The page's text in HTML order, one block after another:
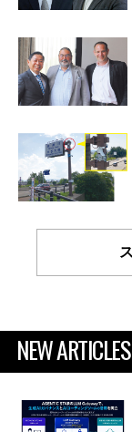
NEW ARTICLES